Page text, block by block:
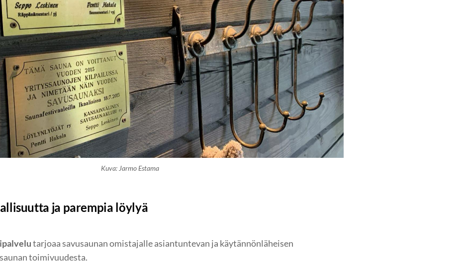
Kuva: Jarmo Estama
ja parempia löylyä
tarjoaa savusaunan omistajalle asiantuntevan ja käytännönläheisen
toimivuudesta.